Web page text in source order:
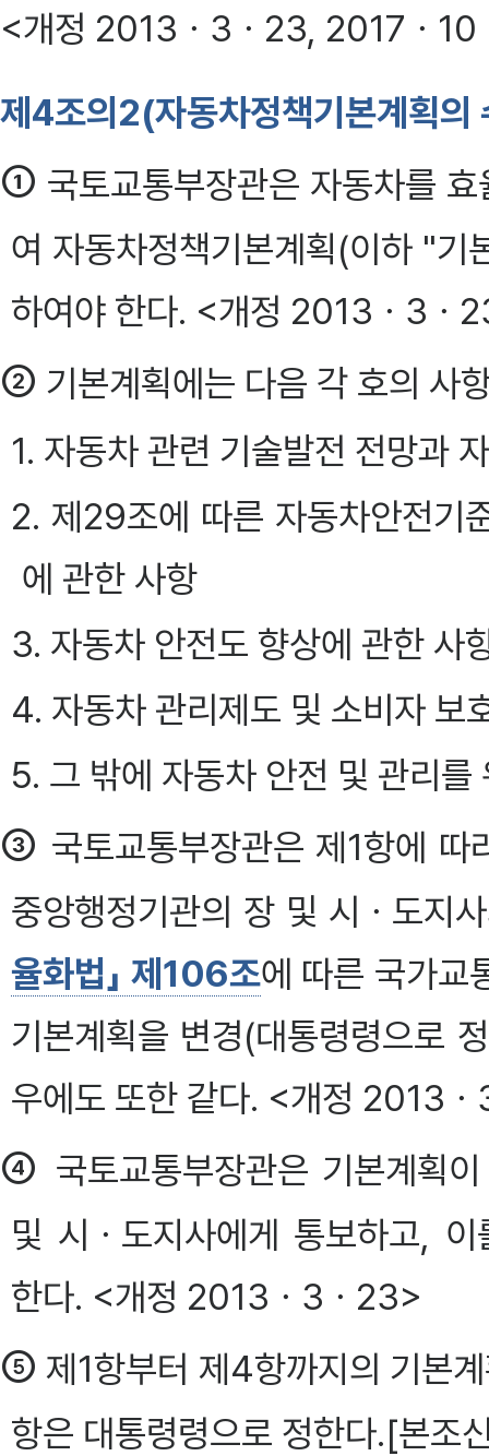
<개정 2013ㆍ3ㆍ23, 2017ㆍ
제4조의2(자동차정책기본계획의
① 국토교통부장관은 자동차를
여 자동차정책기본계획(이하 "
하여야 한다. <개정 2013ㆍ3ㆍ
② 기본계획에는 다음 각 호의 사
1. 자동차 관련 기술발전 전망과
2. 제29조에 따른 자동차안전기
에 관한 사항
3. 자동차 안전도 향상에 관한 사
4. 자동차 관리제도 및 소비자 보
5. 그 밖에 자동차 안전 및 관리를
③ 국토교통부장관은 제1항에
중앙행정기관의 장 및 시ㆍ도지
율화법」 제106조에 따른 국가교
기본계획을 변경(대통령령으로
우에도 또한 같다. <개정 2013
④ 국토교통부장관은 기본계획
및 시ㆍ도지사에게 통보하고,
한다. <개정 2013ㆍ3ㆍ23>
⑤ 제1항부터 제4항까지의 기본
항은 대통령령으로 정한다.[본조